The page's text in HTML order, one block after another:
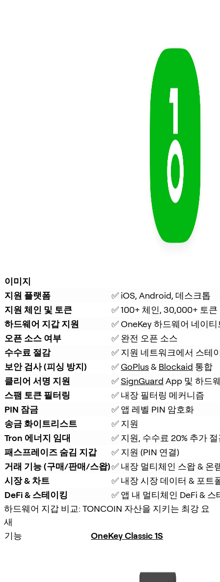
이미지
지원 플랫폼
✅ iOS, Android, 데스크톱
지원 체인 및 토큰
✅ 100+ 체인, 30,000+ 토큰
하드웨어 지갑 지원
✅ OneKey 하드웨어 네이
오픈 소스 여부
✅ 완전 오픈 소스
수수료 절감
✅ 지원 네트워크에서 스테
보안 검사 (피싱 방지)
✅ GoPlus & Blockaid 통합
클리어 서명 지원
✅ SignGuard App 및 하드
스팸 토큰 필터링
✅ 내장 필터링 메커니즘
PIN 잠금
✅ 앱 레벨 PIN 암호화
송금 화이트리스트
✅ 지원
Tron 에너지 임대
✅ 지원, 수수료 20% 추가
패스프레이즈 숨김 지갑
✅ 지원 (PIN 연결)
거래 기능 (구매/판매/스왑)✅ 내장 멀티체인 스왑 & 온
시장 & 차트
✅ 내장 시장 데이터 & 포트
DeFi & 스테이킹
✅ 앱 내 멀티체인 DeFi &
하드웨어 지갑 비교: TONCOIN 자산을 지키는 최강 요
새
기능
OneKey Classic 1S